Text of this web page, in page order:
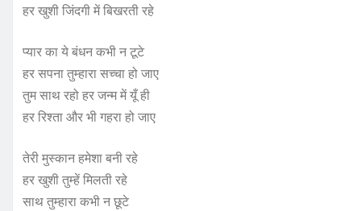
हर खुशी जिंदगी में बिखरती रहे
प्यार का ये बंधन कभी न टूटे
हर सपना तुम्हारा सच्चा हो जाए
तुम साथ रहो हर जन्म में यूँ ही
हर रिश्ता और भी गहरा हो जाए
तेरी मुस्कान हमेशा बनी रहे
हर खुशी तुम्हें मिलती रहे
साथ तुम्हारा कभी न छूटे